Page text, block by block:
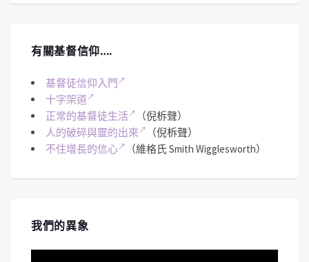
有關基督信仰….
基督徒信仰入門
十字架道
正常的基督徒生活
（倪柝聲）
人的破碎與靈的出來
（倪柝聲）
不住增長的信心
（維格氏 Smith Wigglesworth）
我們的異象